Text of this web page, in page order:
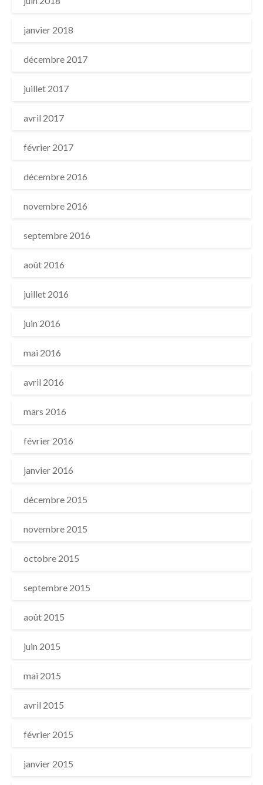
janvier 2018
décembre 2017
juillet 2017
avril 2017
février 2017
décembre 2016
novembre 2016
septembre 2016
août 2016
juillet 2016
juin 2016
mai 2016
avril 2016
mars 2016
février 2016
janvier 2016
décembre 2015
novembre 2015
octobre 2015
septembre 2015
août 2015
juin 2015
mai 2015
avril 2015
février 2015
janvier 2015